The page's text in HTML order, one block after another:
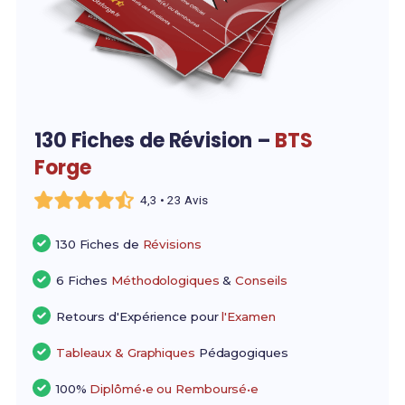
130 Fiches de Révision – BTS
Forge
4,3 • 23 Avis
130 Fiches de Révisions
6 Fiches Méthodologiques &Conseils
Retours d'Expérience pourl'Examen
Tableaux & Graphiques Pédagogiques
100% Diplômé•e ou Remboursé•e